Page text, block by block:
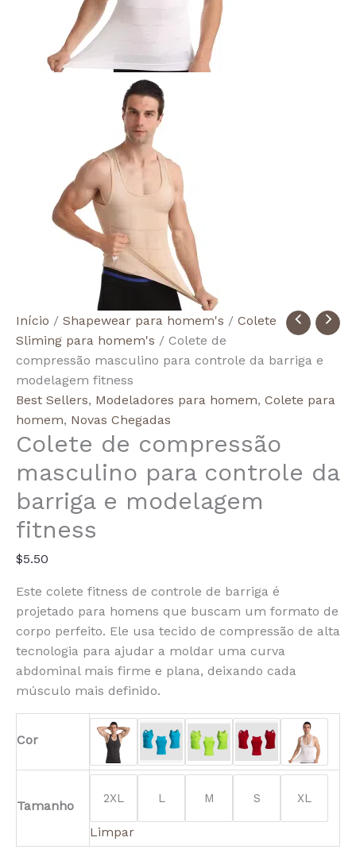
Início / Shapewear para homem's / Colete
Sliming para homem's / Colete de
compressão masculino para controle da barriga e
modelagem fitness
Best Sellers, Modeladores para homem, Colete para
homem, Novas Chegadas
Colete de compressão
masculino para controle da
barriga e modelagem
fitness
$5.50
Este colete fitness de controle de barriga é
projetado para homens que buscam um formato de
corpo perfeito. Ele usa tecido de compressão de alta
tecnologia para ajudar a moldar uma curva
abdominal mais firme e plana, deixando cada
músculo mais definido.
Cor
Tamanho
2XL L M S XL
Limpar
Quantidade
de
Men's
Compression
Tummy
Control
Shaping
Vest